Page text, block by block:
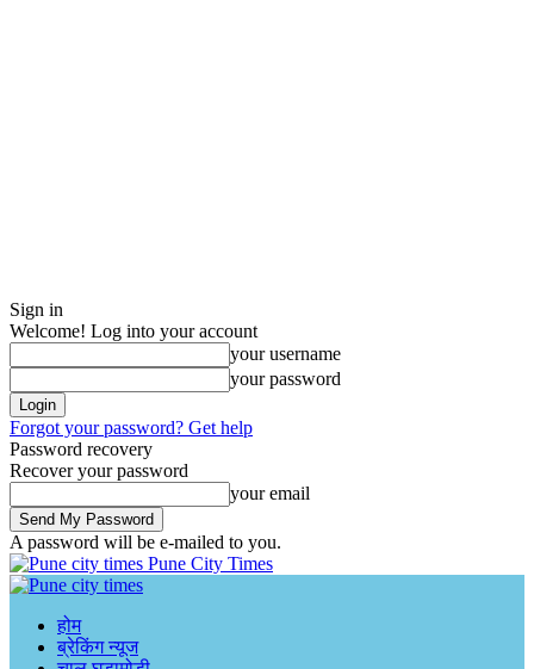
Sign in
Welcome! Log into your account
your username
your password
Forgot your password? Get help
Password recovery
Recover your password
your email
A password will be e-mailed to you.
Pune City Times
होम
ब्रेकिंग न्यूज